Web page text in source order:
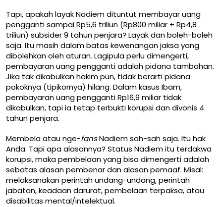
Tapi, apakah layak Nadiem dituntut membayar uang
pengganti sampai Rp5,6 triliun (Rp800 miliar + Rp4,8
triliun) subsider 9 tahun penjara? Layak dan boleh-boleh
saja. Itu masih dalam batas kewenangan jaksa yang
dibolehkan oleh aturan. Lagipula perlu dimengerti,
pembayaran uang pengganti adalah pidana tambahan.
Jika tak dikabulkan hakim pun, tidak berarti pidana
pokoknya (tipikornya) hilang. Dalam kasus Ibam,
pembayaran uang pengganti Rp16,9 miliar tidak
dikabulkan, tapi ia tetap terbukti korupsi dan divonis 4
tahun penjara.
Membela atau nge-fansNadiem sah-sah saja. Itu hak
Anda. Tapi apa alasannya? Status Nadiem itu terdakwa
korupsi, maka pembelaan yang bisa dimengerti adalah
sebatas alasan pembenar dan alasan pemaaf. Misal:
melaksanakan perintah undang-undang, perintah
jabatan, keadaan darurat, pembelaan terpaksa, atau
disabilitas mental/intelektual.